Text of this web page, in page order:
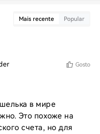
Mais recente Popular
Gosto
в мире
Это похоже на
счета, но для